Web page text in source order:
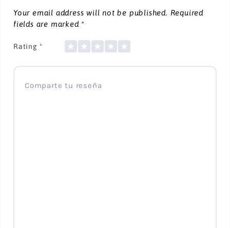
Your email address will not be published. Required
fields are marked *
Rating *